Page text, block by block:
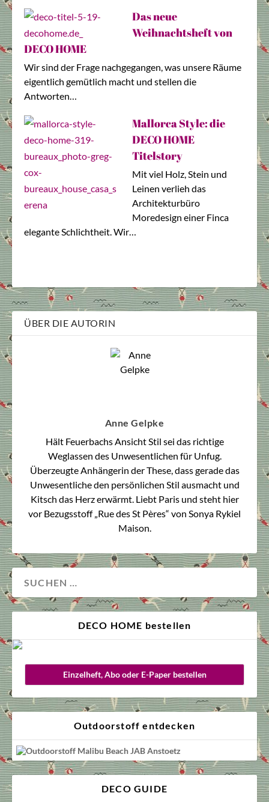
Das neue
Weihnachtsheft von
DECO HOME
Wir sind der Frage nachgegangen, was unsere Räume
eigentlich gemütlich macht und stellen die
Antworten…
Mallorca Style: die
DECO HOME
Titelstory
Mit viel Holz, Stein und
Leinen verlieh das
Architekturbüro
Moredesign einer Finca
elegante Schlichtheit. Wir…
ÜBER DIE AUTORIN
Anne Gelpke
Hält Feuerbachs Ansicht Stil sei das richtige
Weglassen des Unwesentlichen für Unfug.
Überzeugte Anhängerin der These, dass gerade das
Unwesentliche den persönlichen Stil ausmacht und
Kitsch das Herz erwärmt. Liebt Paris und steht hier
vor Bezugsstoff „Rue des St Pères“ von Sonya Rykiel
Maison.
DECO HOME bestellen
Einzelheft, Abo oder E-Paper bestellen
Outdoorstoff entdecken
DECO GUIDE